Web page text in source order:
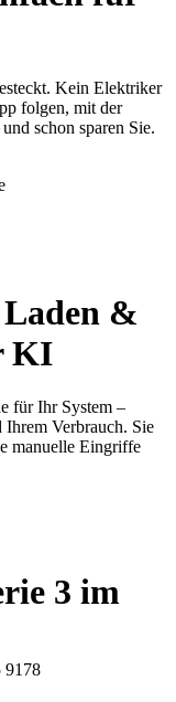
Kein Elektriker
folgen, mit der
schon sparen Sie.
&
KI
für Ihr System –
Ihrem Verbrauch. Sie
manuelle Eingriffe
3 im